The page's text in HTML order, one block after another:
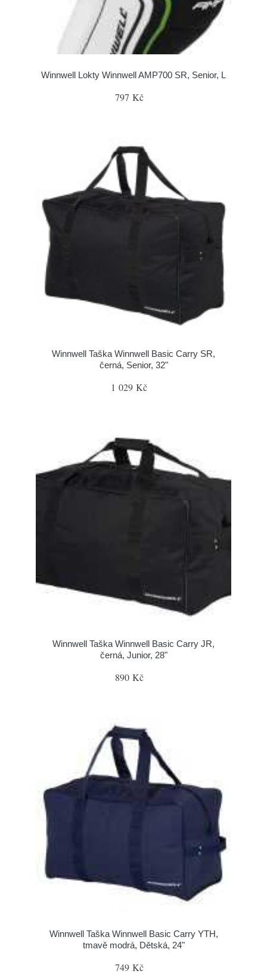
Winnwell Lokty Winnwell AMP700 SR, Senior, L
797 Kč
Winnwell Taška Winnwell Basic Carry SR,
černá, Senior, 32"
1 029 Kč
Winnwell Taška Winnwell Basic Carry JR,
černá, Junior, 28"
890 Kč
Winnwell Taška Winnwell Basic Carry YTH,
tmavě modrá, Dětská, 24"
749 Kč